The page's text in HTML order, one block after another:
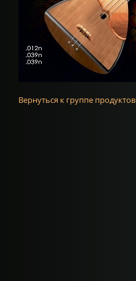
Вернуться к группе продуктов